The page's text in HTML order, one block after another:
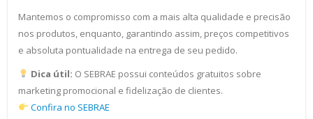
Mantemos o compromisso com a mais alta qualidade e precisão
nos produtos, enquanto, garantindo assim, preços competitivos
e absoluta pontualidade na entrega de seu pedido.
Dica útil: O SEBRAE possui conteúdos gratuitos sobre
marketing promocional e fidelização de clientes.
Confira no SEBRAE